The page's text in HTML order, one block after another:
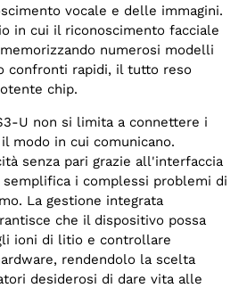
vocale e delle immagini.
in cui il riconoscimento facciale
numerosi modelli
confronti rapidi, il tutto reso
chip.
U non si limita a connettere i
modo in cui comunicano.
senza pari grazie all'interfaccia
semplifica i complessi problemi di
La gestione integrata
che il dispositivo possa
ioni di litio e controllare
rendendolo la scelta
desiderosi di dare vita alle